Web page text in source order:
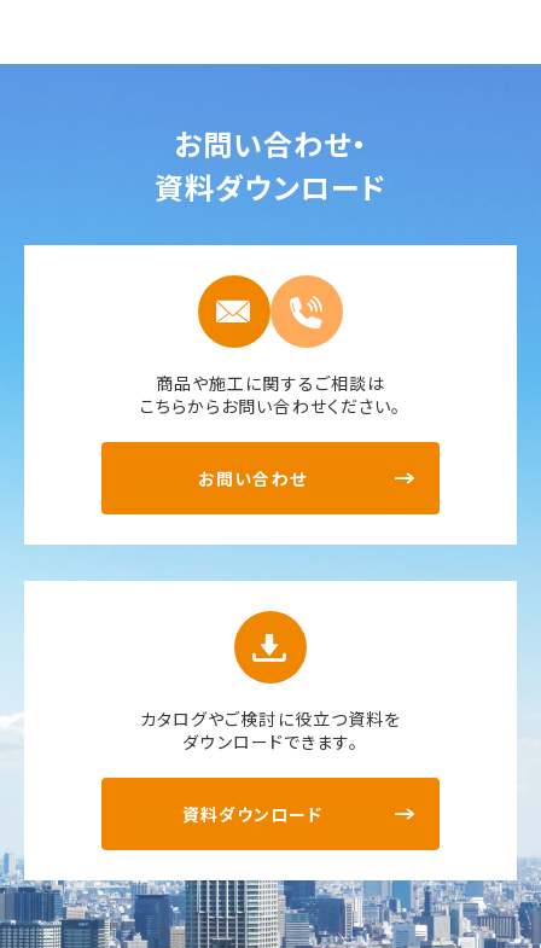
お問い合わせ・
資料ダウンロード
商品や施工に関するご相談は
こちらからお問い合わせください。
お問い合わせ
カタログやご検討に役立つ資料を
ダウンロードできます。
資料ダウンロード